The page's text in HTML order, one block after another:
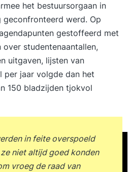
en heldere wijze
Een concrete
voor jezelf en je
motiverend en
Stakeholders in beeld
van jouw prestatie
bepalen van jouw High
GAP-analyse herzien.
periode. 17:00 uur
09:30 uur Start training
opdracht: High
het bestuursorgaan in
werd. Op
gestoffeerd met
studentenaantallen,
uitgaven, lijsten van
per jaar volgde dan het
150 bladzijden tjokvol
in feite overspoeld
niet altijd goed konden
vroeg de raad van